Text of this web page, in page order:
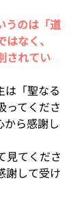
うのは「道
なく、
されてい
は「聖なる
ってくださ
から感謝し
見てくださ
謝して受け